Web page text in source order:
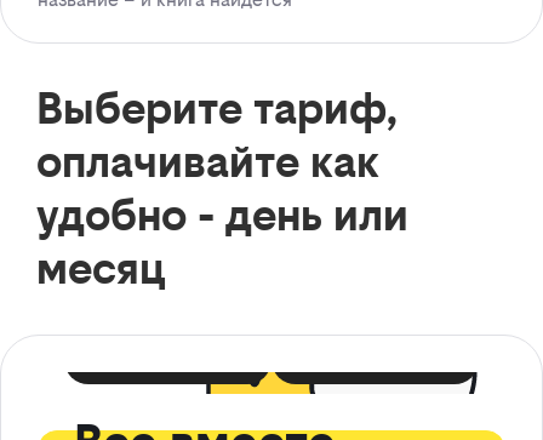
Выберите тариф,
оплачивайте как
удобно - день или
месяц